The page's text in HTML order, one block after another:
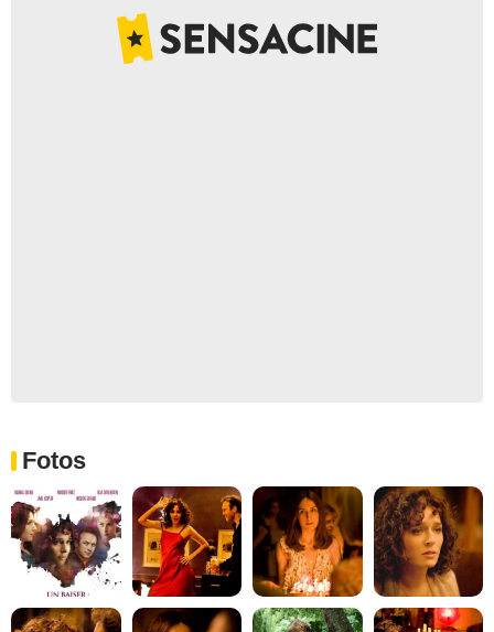
Fotos